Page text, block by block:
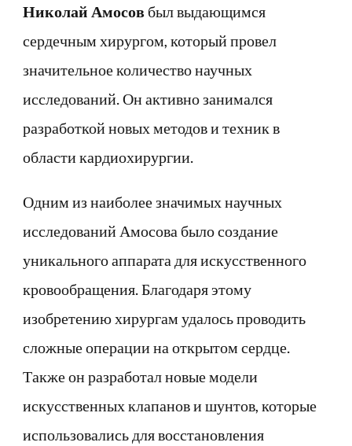
Николай Амосов был выдающимся
сердечным хирургом, который провел
значительное количество научных
исследований. Он активно занимался
разработкой новых методов и техник в
области кардиохирургии.
Одним из наиболее значимых научных
исследований Амосова было создание
уникального аппарата для искусственного
кровообращения. Благодаря этому
изобретению хирургам удалось проводить
сложные операции на открытом сердце.
Также он разработал новые модели
искусственных клапанов и шунтов, которые
использовались для восстановления